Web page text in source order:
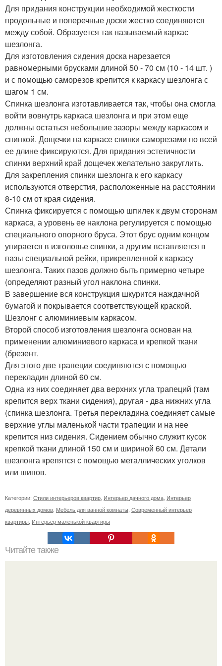
Для придания конструкции необходимой жесткости
продольные и поперечные доски жестко соединяются
между собой. Образуется так называемый каркас
шезлонга.
Для изготовления сидения доска нарезается
равномерными брусками длиной 50 - 70 см (10 - 14 шт. )
и с помощью саморезов крепится к каркасу шезлонга с
шагом 1 см.
Спинка шезлонга изготавливается так, чтобы она смогла
войти вовнутрь каркаса шезлонга и при этом еще
должны остаться небольшие зазоры между каркасом и
спинкой. Дощечки на каркасе спинки саморезами по всей
ее длине фиксируются. Для придания эстетичности
спинки верхний край дощечек желательно закруглить.
Для закрепления спинки шезлонга к его каркасу
используются отверстия, расположенные на расстоянии
8-10 см от края сидения.
Спинка фиксируется с помощью шпилек к двум сторонам
каркаса, а уровень ее наклона регулируется с помощью
специального опорного бруса. Этот брус одним концом
упирается в изголовье спинки, а другим вставляется в
пазы специальной рейки, прикрепленной к каркасу
шезлонга. Таких пазов должно быть примерно четыре
(определяют разный угол наклона спинки.
В завершение вся конструкция шкурится наждачной
бумагой и покрывается соответствующей краской.
Шезлонг с алюминиевым каркасом.
Второй способ изготовления шезлонга основан на
применении алюминиевого каркаса и крепкой ткани
(брезент.
Для этого две трапеции соединяются с помощью
перекладин длиной 60 см.
Одна из них соединяет два верхних угла трапеций (там
крепится верх ткани сидения), другая - два нижних угла
(спинка шезлонга. Третья перекладина соединяет самые
верхние углы маленькой части трапеции и на нее
крепится низ сидения. Сидением обычно служит кусок
крепкой ткани длиной 150 см и шириной 60 см. Детали
шезлонга крепятся с помощью металлических уголков
или шипов.
Категории: Стили интерьеров квартир, Интерьер дачного дома, Интерьер
деревянных домов, Мебель для ванной комнаты, Современный интерьер
квартиры, Интерьер маленькой квартиры
Читайте также